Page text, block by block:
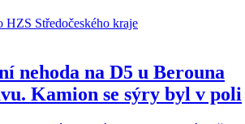
nehoda na D5 u Berouna
Kamion se sýry byl v poli